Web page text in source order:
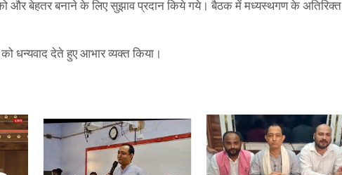
और बेहतर बनाने के लिए सुझाव प्रदान किये गये। बैठक में मध्यस्थगण के अतिरिक्त
धन्यवाद देते हुए आभार व्यक्त किया।